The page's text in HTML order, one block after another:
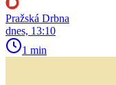
Pražská Drbna
dnes, 13:10
1 min